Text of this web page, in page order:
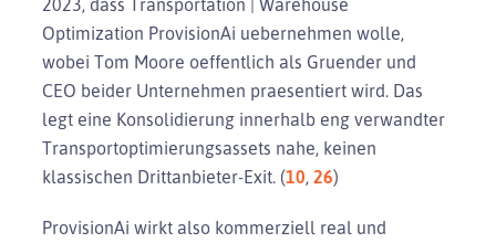
Optimization ProvisionAi uebernehmen wolle,
wobei Tom Moore oeffentlich als Gruender und
CEO beider Unternehmen praesentiert wird. Das
legt eine Konsolidierung innerhalb eng verwandter
Transportoptimierungsassets nahe, keinen
klassischen Drittanbieter-Exit. (10, 26)
ProvisionAi wirkt also kommerziell real und